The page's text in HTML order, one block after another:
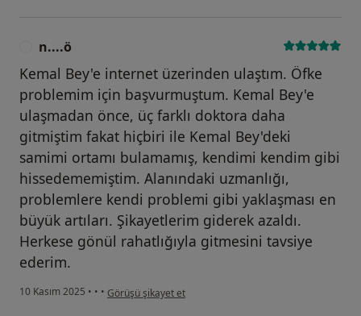
n....ö
Kemal Bey'e internet üzerinden ulaştım. Öfke
problemim için başvurmuştum. Kemal Bey'e
ulaşmadan önce, üç farklı doktora daha
gitmiştim fakat hiçbiri ile Kemal Bey'deki
samimi ortamı bulamamış, kendimi kendim gibi
hissedememiştim. Alanındaki uzmanlığı,
problemlere kendi problemi gibi yaklaşması en
büyük artıları. Şikayetlerim giderek azaldı.
Herkese gönül rahatlığıyla gitmesini tavsiye
ederim.
10 Kasım 2025 • • • kullanıcının görüşüne göre n....ö
Görüşü şikayet et